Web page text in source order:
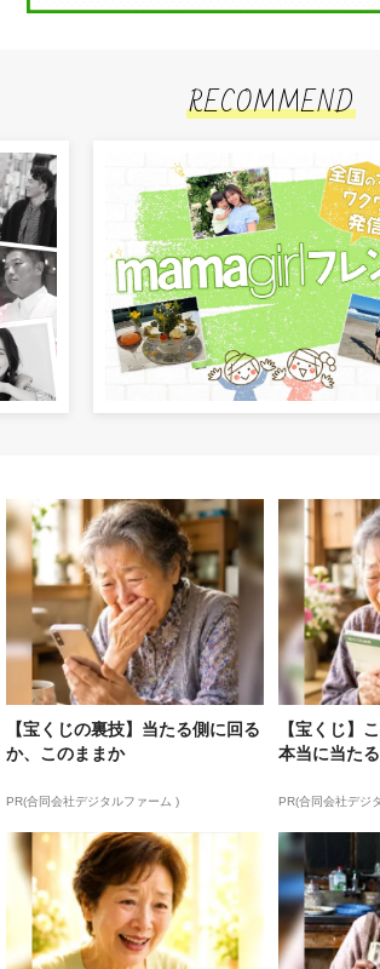
RECOMMEND
【宝くじの裏技】当たる側に回る
か、このままか
PR(合同会社デジタルファーム )
【宝くじ】
本当に当た
PR(合同会社デジ